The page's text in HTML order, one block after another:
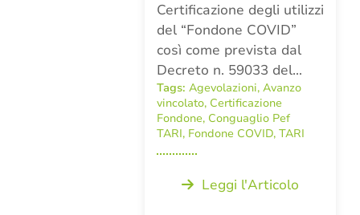
Certificazione degli utilizzi
del “Fondone COVID”
così come prevista dal
Decreto n. 59033 del…
Tags: Agevolazioni, Avanzo
vincolato, Certificazione
Fondone, Conguaglio Pef
TARI, Fondone COVID, TARI
Leggi l'Articolo